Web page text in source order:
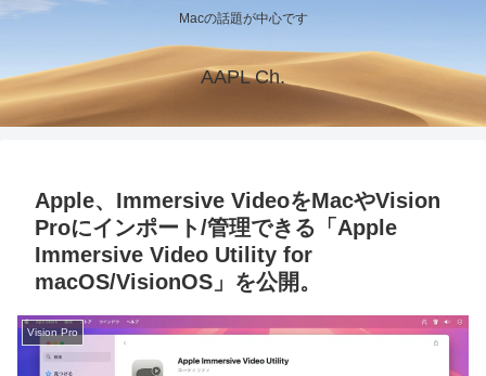
Macの話題が中心です
AAPL Ch.
Apple、Immersive VideoをMacやVision
Proにインポート/管理できる「Apple
Immersive Video Utility for
macOS/VisionOS」を公開。
Vision Pro